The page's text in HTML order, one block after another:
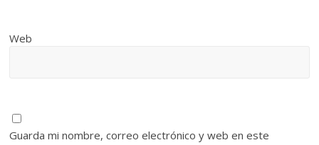
Web
Guarda mi nombre, correo electrónico y web en este